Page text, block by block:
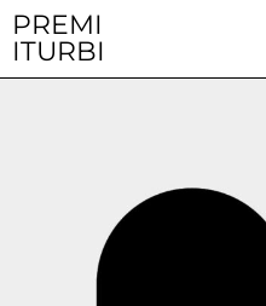
contenido
PREMI
ITURBI